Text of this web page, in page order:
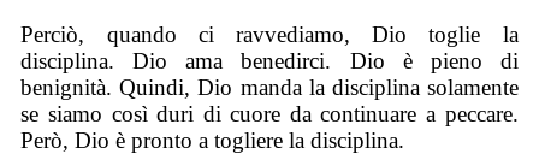
Perciò, quando ci ravvediamo, Dio toglie la
disciplina. Dio ama benedirci. Dio è pieno di
benignità. Quindi, Dio manda la disciplina solamente
se siamo così duri di cuore da continuare a peccare.
Però, Dio è pronto a togliere la disciplina.